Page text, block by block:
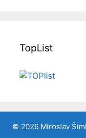
TopList
© 2026 Miroslav